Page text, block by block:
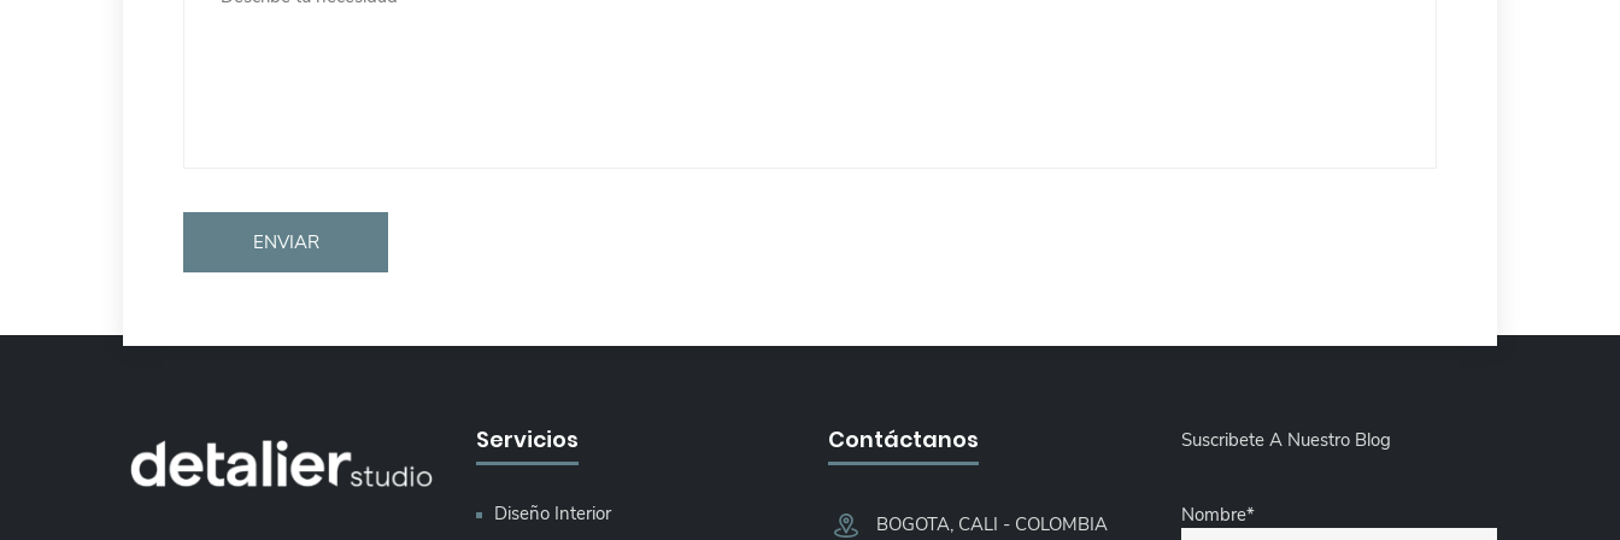
Servicios
Diseño Interior
Contáctanos
BOGOTA, CALI - COLOMBIA​
Suscribete A Nuestro Blog
Nombre*